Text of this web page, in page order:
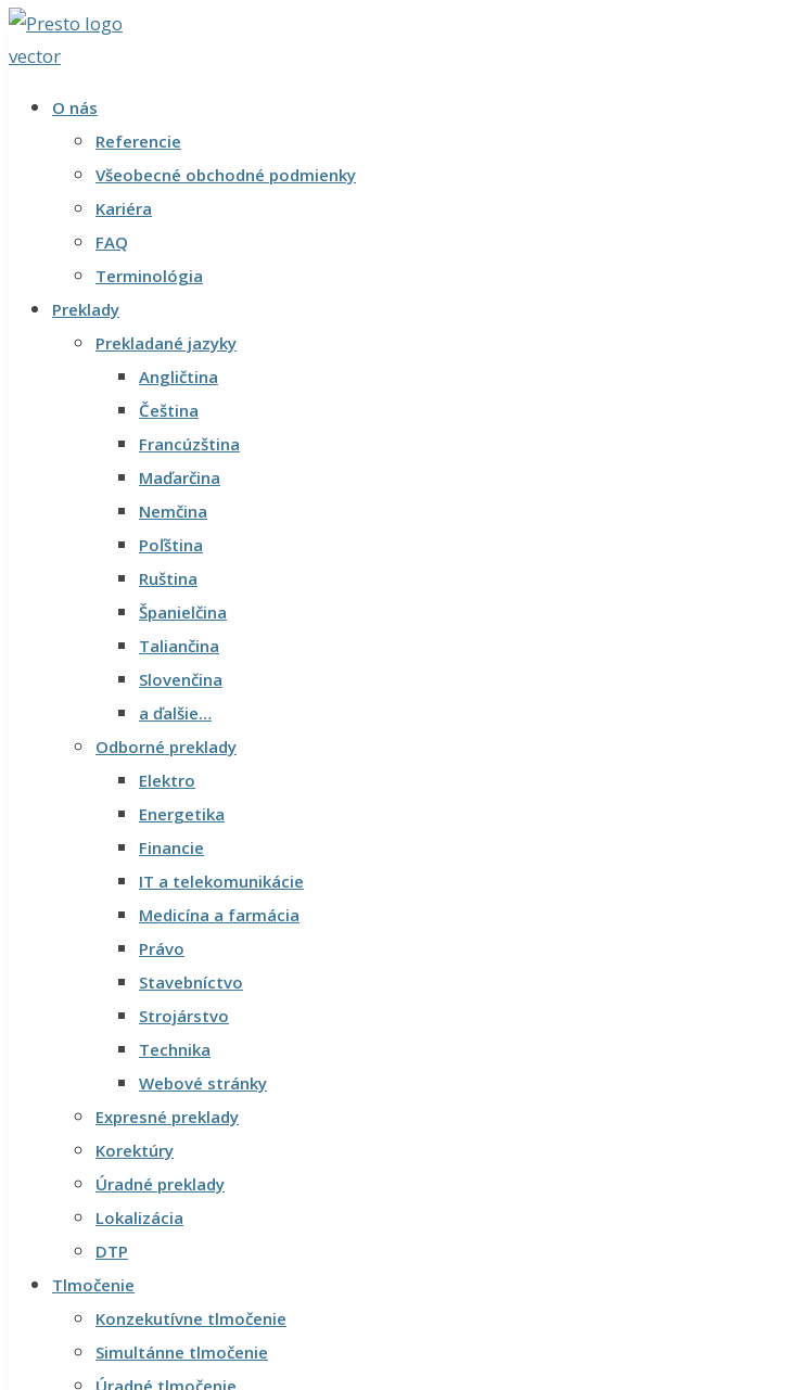
O nás
Referencie
Všeobecné obchodné podmienky
Kariéra
FAQ
Terminológia
Preklady
Prekladané jazyky
Angličtina
Čeština
Francúzština
Maďarčina
Nemčina
Poľština
Ruština
Španielčina
Taliančina
Slovenčina
a ďalšie…
Odborné preklady
Elektro
Energetika
Financie
IT a telekomunikácie
Medicína a farmácia
Právo
Stavebníctvo
Strojárstvo
Technika
Webové stránky
Expresné preklady
Korektúry
Úradné preklady
Lokalizácia
DTP
Tlmočenie
Konzekutívne tlmočenie
Simultánne tlmočenie
Úradné tlmočenie